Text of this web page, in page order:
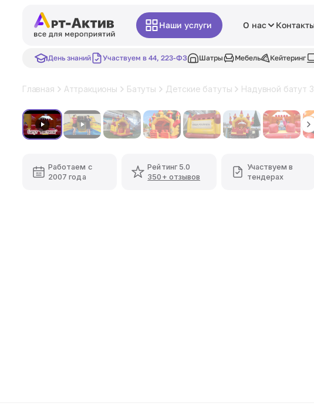
Наши услуги О нас
День знаний Участвуем в 44, 223-ФЗ Шатры Мебель Кейтеринг
Главная Аттракционы Батуты Детские батуты Надувной батут
Хит
Работаем с
2007 года
Рейтинг 5.0
350+ отзывов
Участвуем в
тендерах